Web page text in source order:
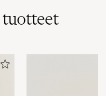
tuotteet